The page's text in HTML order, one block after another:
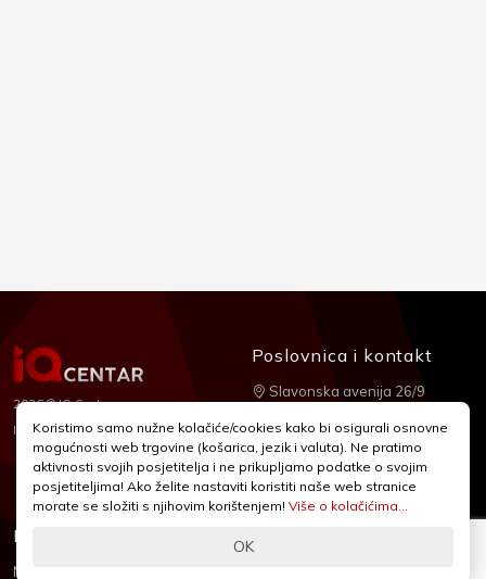
2026 © IQ Centar
Izrada:Nubilus
Informacije
Novosti & Promocije
Podrška
Poslovnica i kontakt
Slavonska avenija 26/9
+385 1 2455 950
webshop@iqcentar.hr
Pon - Pet od 9 - 17h
Koristimo samo nužne kolačiće/cookies kako bi osigurali osnovne
mogućnosti web trgovine (košarica, jezik i valuta). Ne pratimo
aktivnosti svojih posjetitelja i ne prikupljamo podatke o svojim
posjetiteljima! Ako želite nastaviti koristiti naše web stranice
morate se složiti s njihovim korištenjem! Više o kolačićima...
OK